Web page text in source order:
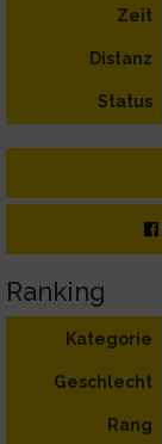
Zeit
Distanz
Status
Ranking
Kategorie
Geschlecht
Rang